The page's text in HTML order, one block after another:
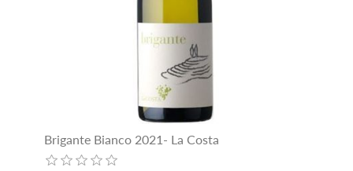
Brigante Bianco 2021- La Costa